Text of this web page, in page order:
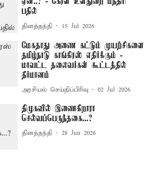
பதில்
தினத்தந்தி 15 Jul 2026
மேகதாது அணை கட்டும் முயற்சிகளை
தமிழ்நாடு காங்கிரஸ் எதிர்க்கும் -
மாவட்ட தலைவர்கள் கூட்டத்தில்
தீர்மானம்
அரசியல் செய்திப்பிரிவு 02 Jul 2026
திமுகவில் இணைகிறாரா
செல்வப்பெருந்தகை...?
தினத்தந்தி 28 Jun 2026